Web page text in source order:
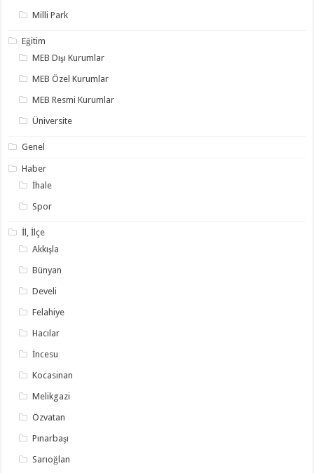
Milli Park
Eğitim
MEB Dışı Kurumlar
MEB Özel Kurumlar
MEB Resmi Kurumlar
Üniversite
Genel
Haber
İhale
Spor
İl, İlçe
Akkışla
Bünyan
Develi
Felahiye
Hacılar
İncesu
Kocasinan
Melikgazi
Özvatan
Pınarbaşı
Sarıoğlan